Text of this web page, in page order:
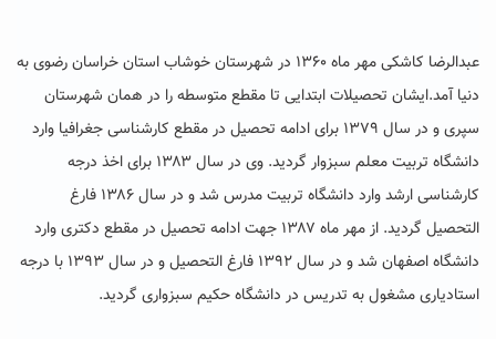
عبدالرضا کاشکی مهر ماه ۱۳۶۰ در شهرستان خوشاب استان خراسان رضوی به
دنیا آمد.ایشان تحصیلات ابتدایی تا مقطع متوسطه را در همان شهرستان
سپری و در سال ۱۳۷۹ برای ادامه تحصیل در مقطع کارشناسی جغرافیا وارد
دانشگاه تربیت معلم سبزوار گردید. وی در سال ۱۳۸۳ برای اخذ درجه
کارشناسی ارشد وارد دانشگاه تربیت مدرس شد و در سال ۱۳۸۶ فارغ
التحصیل گردید. از مهر ماه ۱۳۸۷ جهت ادامه تحصیل در مقطع دکتری وارد
دانشگاه اصفهان شد و در سال ۱۳۹۲ فارغ التحصیل و در سال ۱۳۹۳ با درجه
استادیاری مشغول به تدریس در دانشگاه حکیم سبزواری گردید.